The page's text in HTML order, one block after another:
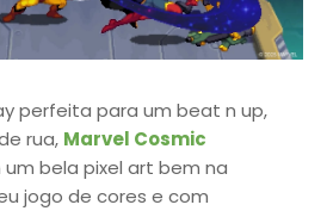
perfeita para um beat n up,
rua, Marvel Cosmic
bela pixel art bem na
jogo de cores e com